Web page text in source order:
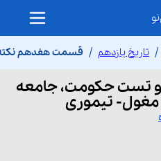
تاریخ یازدهم قسمت هفدهم
و تست حکومت، جامعه
مغول- تیموری